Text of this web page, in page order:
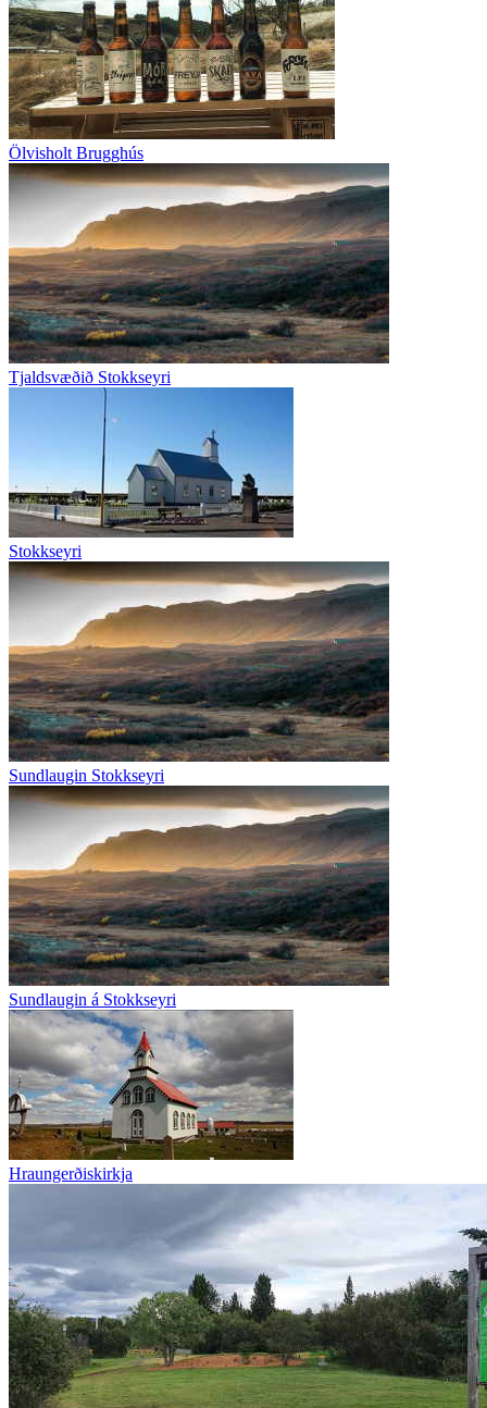
Ölvisholt Brugghús
Tjaldsvæðið Stokkseyri
Stokkseyri
Sundlaugin Stokkseyri
Sundlaugin á Stokkseyri
Hraungerðiskirkja